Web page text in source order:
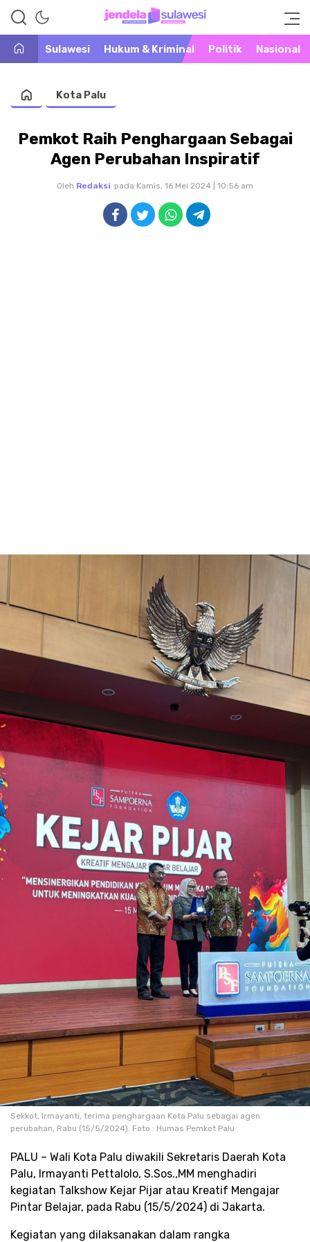
Jendela Sulawesi
Warta Peristiwa di Khatulistiwa
Sulawesi
Hukum & Kriminal Politik Nasional
Kota Palu
Pemkot Raih Penghargaan Sebagai
Agen Perubahan Inspiratif
Oleh Redaksi pada Kamis, 16 Mei 2024 | 10:56 am
Sekkot, Irmayanti, terima penghargaan Kota Palu sebagai agen
perubahan, Rabu (15/5/2024). Foto : Humas Pemkot Palu
PALU – Wali Kota Palu diwakili Sekretaris Daerah Kota
Palu, Irmayanti Pettalolo, S.Sos.,MM menghadiri
kegiatan Talkshow Kejar Pijar atau Kreatif Mengajar
Pintar Belajar, pada Rabu (15/5/2024) di Jakarta.
Kegiatan yang dilaksanakan dalam rangka